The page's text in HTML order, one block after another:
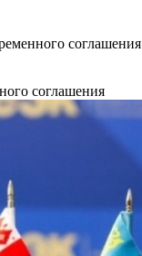
соглашения
соглашения